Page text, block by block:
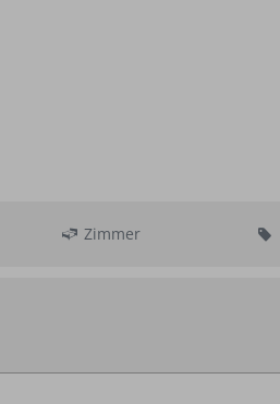
Zimmer